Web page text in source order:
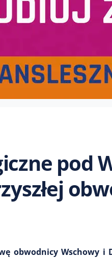
pod
obwodnicy Wschowy